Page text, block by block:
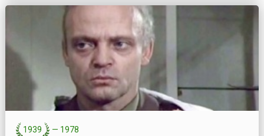
1939 — 1978